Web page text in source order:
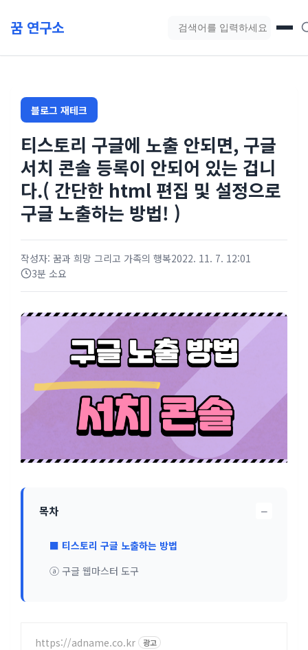
꿈 연구소 블로그 검색
블로그 재테크
티스토리 구글에 노출 안되면, 구글
서치 콘솔 등록이 안되어 있는 겁니
다.( 간단한 html 편집 및 설정으로
구글 노출하는 방법! )
작성자: 꿈과 희망 그리고 가족의 행복2022. 11. 7. 12:01
3분 소요
목차 −
■ 티스토리 구글 노출하는 방법
ⓐ 구글 웹마스터 도구
https://adname.co.kr 광고